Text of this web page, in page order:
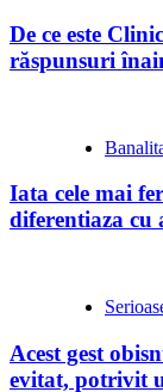
De ce este
răspunsuri
Iata cele mai
diferentiaza cu
Acest gest
evitat, potrivit